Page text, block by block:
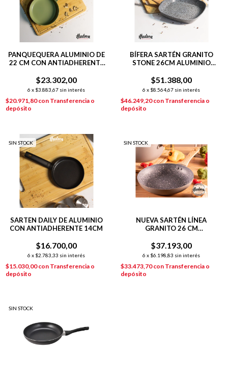
PANQUEQUERA ALUMINIO DE
22 CM CON ANTIADHERENTE
$23.302,00
6 x $3.883,67 sin interés
$20.971,80con Transferencia o
depósito
BÍFERA SARTÉN GRANITO
STONE 26CM ALUMINIO
$51.388,00
6 x $8.564,67 sin interés
$46.249,20con Transferencia o
depósito
SIN STOCK
SARTEN DAILY DE ALUMINIO
CON ANTIADHERENTE 14CM
$16.700,00
6 x $2.783,33 sin interés
$15.030,00con Transferencia o
depósito
SIN STOCK
NUEVA SARTÉN LÍNEA
GRANITO 26 CM
$37.193,00
6 x $6.198,83 sin interés
$33.473,70con Transferencia o
depósito
SIN STOCK